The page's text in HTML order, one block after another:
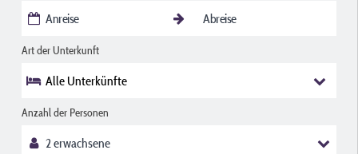
Art der Unterkunft
Alle Unterkünfte
Anzahl der Personen